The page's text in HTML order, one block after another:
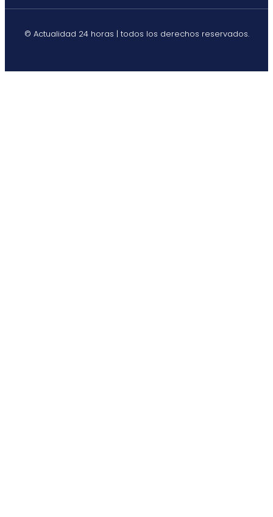
© Actualidad 24 horas | todos los derechos reservados.